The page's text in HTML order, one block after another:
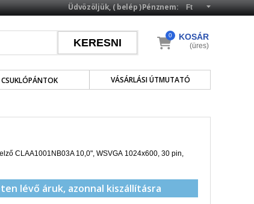
Pénznem:
Üdvözöljük, (belép)
CSUKLÓPÁNTOK VÁSÁRLÁSI ÚTMUTATÓ
KOSÁR
0
(üres)
CLAA1001NB03A 10,0", WSVGA 1024x600, 30 pin,
lévő áruk, azonnal kiszállításra